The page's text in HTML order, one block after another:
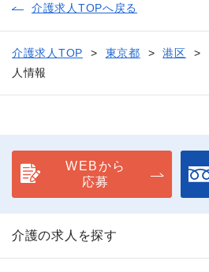
介護求人TOPへ戻る
介護求人TOP 東京都 港区
人情報
WEBから
応募
介護の求人を探す